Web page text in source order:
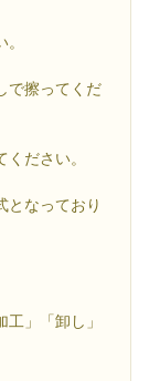
で擦ってくだ
ださい。
となっており
」「卸し」